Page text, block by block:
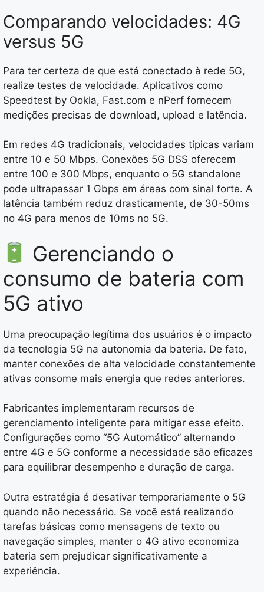
Comparando velocidades: 4G
versus 5G
Para ter certeza de que está conectado à rede 5G,
realize testes de velocidade. Aplicativos como
Speedtest by Ookla, Fast.com e nPerf fornecem
medições precisas de download, upload e latência.
Em redes 4G tradicionais, velocidades típicas variam
entre 10 e 50 Mbps. Conexões 5G DSS oferecem
entre 100 e 300 Mbps, enquanto o 5G standalone
pode ultrapassar 1 Gbps em áreas com sinal forte. A
latência também reduz drasticamente, de 30-50ms
no 4G para menos de 10ms no 5G.
Gerenciando o
consumo de bateria com
5G ativo
Uma preocupação legítima dos usuários é o impacto
da tecnologia 5G na autonomia da bateria. De fato,
manter conexões de alta velocidade constantemente
ativas consome mais energia que redes anteriores.
Fabricantes implementaram recursos de
gerenciamento inteligente para mitigar esse efeito.
Configurações como “5G Automático” alternando
entre 4G e 5G conforme a necessidade são eficazes
para equilibrar desempenho e duração de carga.
Outra estratégia é desativar temporariamente o 5G
quando não necessário. Se você está realizando
tarefas básicas como mensagens de texto ou
navegação simples, manter o 4G ativo economiza
bateria sem prejudicar significativamente a
experiência.